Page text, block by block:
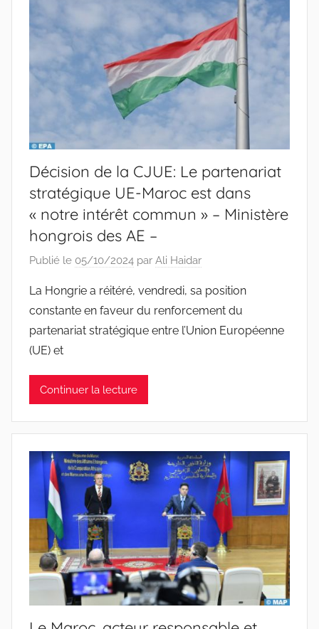
Décision de la CJUE: Le partenariat
stratégique UE-Maroc est dans
« notre intérêt commun » – Ministère
hongrois des AE –
Publié le 05/10/2024 par Ali Haidar
La Hongrie a réitéré, vendredi, sa position
constante en faveur du renforcement du
partenariat stratégique entre l’Union Européenne
(UE) et
Continuer la lecture